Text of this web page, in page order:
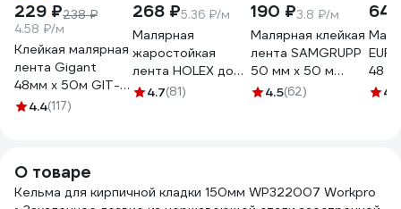
229 ₽238 ₽
4.58 ₽/м
Клейкая малярная
лента Gigant
48мм x 50м GIT-
254.4(117)
268 ₽5.36 ₽/м
Малярная
жаростойкая
лента HOLEX до
100С, зеленая,
4.7(81)
190 ₽3.8 ₽/м
Малярная клейкая
лента SAMGRUPP
50 мм х 50 м
SAMC-
4.5(62)
48
4.6
О товаре
Кельма для кирпичной кладки 150мм WP322007 Workpro